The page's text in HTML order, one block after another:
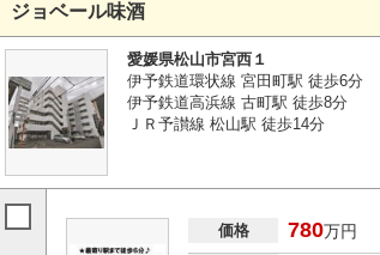
ジョベール味酒
愛媛県松山市宮西１
伊予鉄道環状線 宮田町駅 徒歩6分
伊予鉄道高浜線 古町駅 徒歩8分
ＪＲ予讃線 松山駅 徒歩14分
価格 780万円